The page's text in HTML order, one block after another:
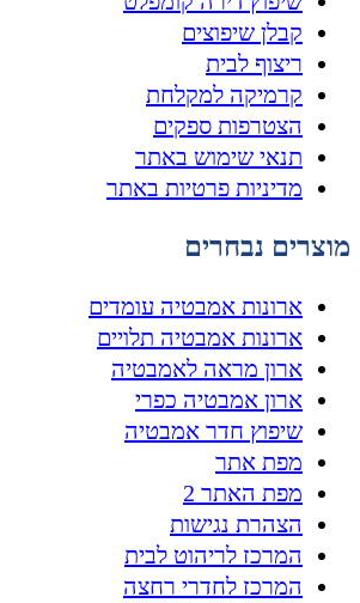
קבלן שיפוצים
ריצוף לבית
קרמיקה למקלחת
הצטרפות ספקים
תנאי שימוש באתר
מדיניות פרטיות באתר
מוצרים נבחרים
ארונות אמבטיה עומדים
ארונות אמבטיה תלויים
ארון מראה לאמבטיה
ארון אמבטיה כפרי
שיפוץ חדר אמבטיה
מפת אתר
מפת האתר 2
הצהרת נגישות
המרכז לריהוט לבית
המרכז לחדרי רחצה